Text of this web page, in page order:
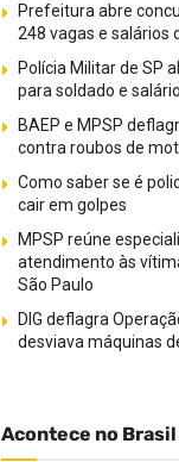
Prefeitura abre
248 vagas e salários
Polícia Militar de SP
para soldado e
BAEP e MPSP
contra roubos de
Como saber se é
cair em golpes
MPSP reúne
atendimento às
São Paulo
DIG deflagra
desviava máquinas
Acontece no Brasil